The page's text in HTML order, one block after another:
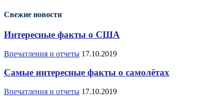
Свежие новости
Интересные факты о США
Впечатления и отчеты 17.10.2019
Самые интересные факты о самолётах
Впечатления и отчеты 17.10.2019